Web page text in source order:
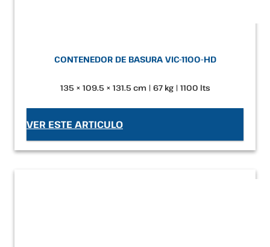
CONTENEDOR DE BASURA VIC-1100-HD
135 × 109.5 × 131.5 cm | 67 kg | 1100 lts
VER ESTE ARTICULO